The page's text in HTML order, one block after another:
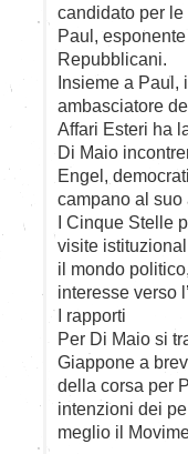
candidato per
Paul,
Repubblicani.
Insieme a Paul,
ambasciatore
Affari Esteri ha
Di Maio
Engel,
campano al
I Cinque Stelle
visite
il mondo
interesse verso
I rapporti
Per Di Maio si
Giappone a
della corsa per
intenzioni dei
meglio il